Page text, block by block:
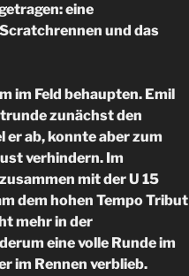
eine
und das
im Feld behaupten. Emil
zunächst den
ab, konnte aber zum
verhindern. Im
mit der U 15
dem hohen Tempo Tribut
mehr in der
eine volle Runde im
im Rennen verblieb.